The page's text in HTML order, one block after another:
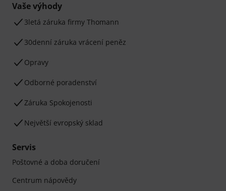
Vaše výhody
3letá záruka firmy Thomann
30denní záruka vrácení peněz
Opravy
Odborné poradenství
Záruka Spokojenosti
Největší evropský sklad
Servis
Poštovné a doba doručení
Centrum nápovědy